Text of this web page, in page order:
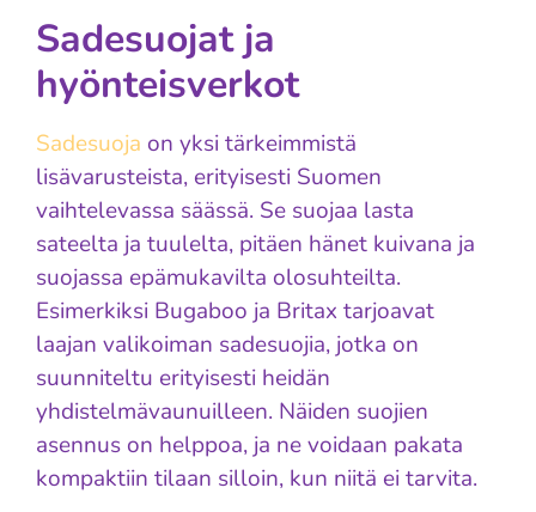
Sadesuojat ja
hyönteisverkot
Sadesuoja on yksi tärkeimmistä
lisävarusteista, erityisesti Suomen
vaihtelevassa säässä. Se suojaa lasta
sateelta ja tuulelta, pitäen hänet kuivana ja
suojassa epämukavilta olosuhteilta.
Esimerkiksi Bugaboo ja Britax tarjoavat
laajan valikoiman sadesuojia, jotka on
suunniteltu erityisesti heidän
yhdistelmävaunuilleen. Näiden suojien
asennus on helppoa, ja ne voidaan pakata
kompaktiin tilaan silloin, kun niitä ei tarvita.